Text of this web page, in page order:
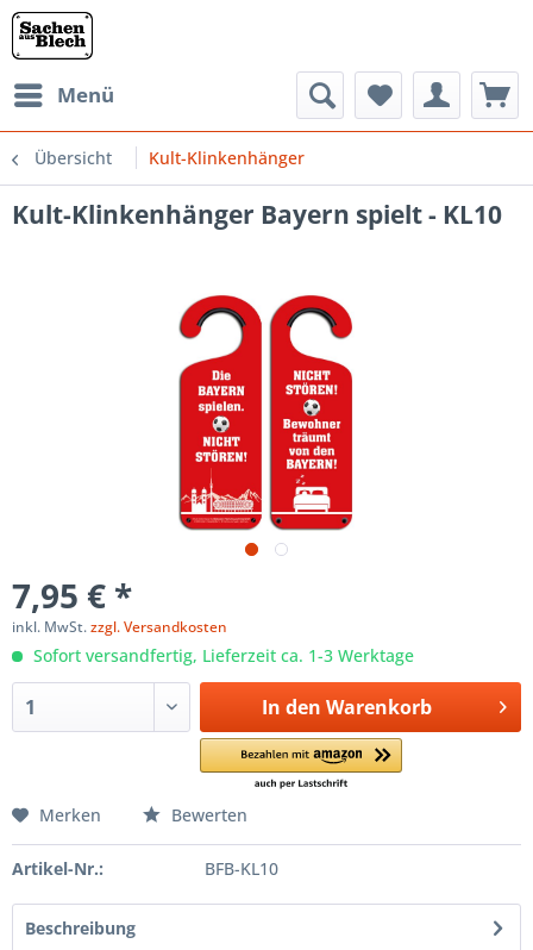
Menü
Übersicht Kult-Klinkenhänger
Kult-Klinkenhänger Bayern spielt - KL10
7,95 € *
inkl. MwSt.zzgl. Versandkosten
Sofort versandfertig, Lieferzeit ca. 1-3 Werktage
In den Warenkorb
Merken Bewerten
Artikel-Nr.: BFB-KL10
Beschreibung